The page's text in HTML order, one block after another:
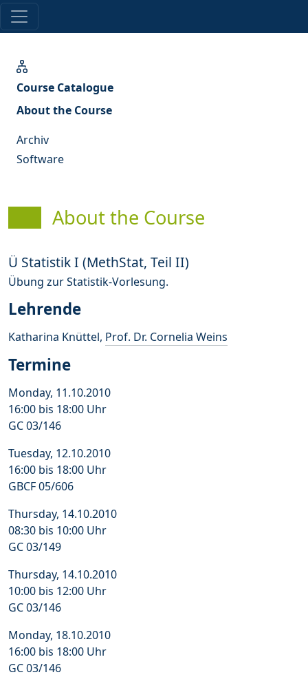
Course Catalogue
About the Course
Archiv
Software
About the Course
Ü Statistik I (MethStat, Teil II)
Übung zur Statistik-Vorlesung.
Lehrende
Katharina Knüttel, Prof. Dr. Cornelia Weins
Termine
Monday, 11.10.2010
16:00 bis 18:00 Uhr
GC 03/146
Tuesday, 12.10.2010
16:00 bis 18:00 Uhr
GBCF 05/606
Thursday, 14.10.2010
08:30 bis 10:00 Uhr
GC 03/149
Thursday, 14.10.2010
10:00 bis 12:00 Uhr
GC 03/146
Monday, 18.10.2010
16:00 bis 18:00 Uhr
GC 03/146